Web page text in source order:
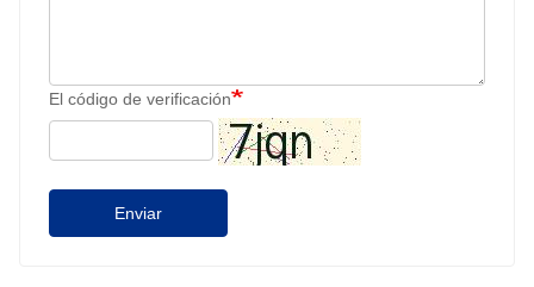
El código de verificación
Enviar